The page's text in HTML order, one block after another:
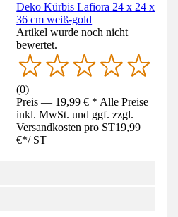
Deko Kürbis Lafiora 24 x 24 x
36 cm weiß-gold
Artikel wurde noch nicht
bewertet.
(0)
Preis — 19,99 € * Alle Preise
inkl. MwSt. und ggf. zzgl.
Versandkosten pro ST19,99
€*/ ST